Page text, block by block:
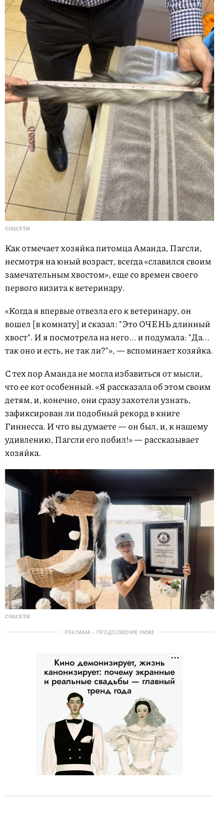
СОЦСЕТИ
Как отмечает хозяйка питомца Аманда, Пагсли,
несмотря на юный возраст, всегда «славился своим
замечательным хвостом», еще со времен своего
первого визита к ветеринару.
«Когда я впервые отвезла его к ветеринару, он
вошел [в комнату] и сказал: "Это ОЧЕНЬ длинный
хвост". И я посмотрела на него... и подумала: "Да...
так оно и есть, не так ли?"», — вспоминает хозяйка.
С тех пор Аманда не могла избавиться от мысли,
что ее кот особенный. «Я рассказала об этом своим
детям, и, конечно, они сразу захотели узнать,
зафиксирован ли подобный рекорд в книге
Гиннесса. И что вы думаете — он был, и, к нашему
удивлению, Пагсли его побил!» — рассказывает
хозяйка.
СОЦСЕТИ
РЕКЛАМА – ПРОДОЛЖЕНИЕ НИЖЕ